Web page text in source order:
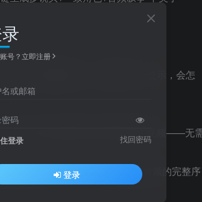
色、音频和叙事——全部用一个提示，会怎
几秒钟内创建完整且故事驱动的视频——无
成包含多个镜头、角色、地点和音频的完整序
号？立即注册
名或邮箱
码
登录 找回密码
登录